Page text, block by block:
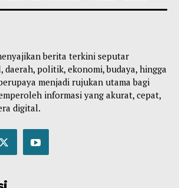
berita terkini seputar
daerah, politik, ekonomi, budaya, hingga
menjadi rujukan utama bagi
informasi yang akurat, cepat,
digital.